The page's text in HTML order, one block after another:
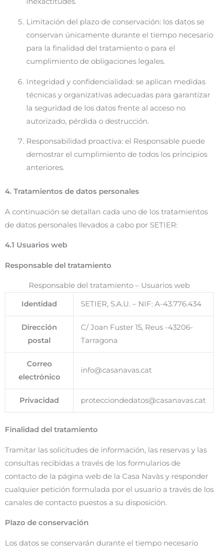
Limitación del plazo de conservación: los datos se
conservan únicamente durante el tiempo necesario
para la finalidad del tratamiento o para el
cumplimiento de obligaciones legales.
Integridad y confidencialidad: se aplican medidas
técnicas y organizativas adecuadas para garantizar
la seguridad de los datos frente al acceso no
autorizado, pérdida o destrucción.
Responsabilidad proactiva: el Responsable puede
demostrar el cumplimiento de todos los principios
anteriores.
4. Tratamientos de datos personales
A continuación se detallan cada uno de los tratamientos
de datos personales llevados a cabo por SETIER:
4.1 Usuarios web
Responsable del tratamiento
Responsable del tratamiento – Usuarios web
Identidad SETIER, S.A.U. – NIF: A-43.776.434
Dirección
postal
C/ Joan Fuster 15, Reus -43206-
Tarragona
Correo
electrónico
info@casanavas.cat
Privacidad protecciondedatos@casanavas.cat
Finalidad del tratamiento
Tramitar las solicitudes de información, las reservas y las
consultas recibidas a través de los formularios de
contacto de la página web de la Casa Navàs y responder
cualquier petición formulada por el usuario a través de los
canales de contacto puestos a su disposición.
Plazo de conservación
Los datos se conservarán durante el tiempo necesario